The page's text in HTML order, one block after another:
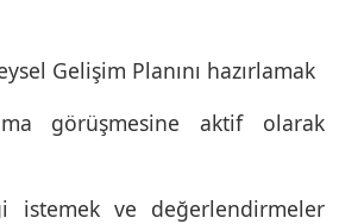
Gelişim Planını hazırlamak
görüşmesine aktif olarak
istemek ve değerlendirmeler